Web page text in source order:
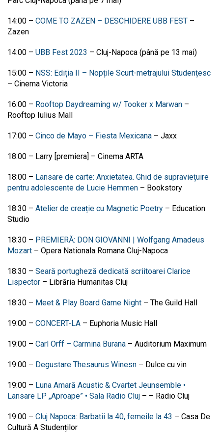
14:00 – COME TO ZAZEN – DESCHIDERE UBB FEST –
Zazen
14:00 – UBB Fest 2023 – Cluj-Napoca (până pe 13 mai)
15:00 – NSS: Ediția II – Nopțile Scurt-metrajului Studențesc
– Cinema Victoria
16:00 – Rooftop Daydreaming w/ Tooker x Marwan –
Rooftop Iulius Mall
17:00 – Cinco de Mayo – Fiesta Mexicana – Jaxx
18:00 – Larry [premiera] – Cinema ARTA
18:00 – Lansare de carte: Anxietatea. Ghid de supraviețuire
pentru adolescente de Lucie Hemmen – Bookstory
18:30 – Atelier de creație cu Magnetic Poetry – Education
Studio
18:30 – PREMIERĂ: DON GIOVANNI | Wolfgang Amadeus
Mozart – Opera Nationala Romana Cluj-Napoca
18:30 – Seară portugheză dedicată scriitoarei Clarice
Lispector – Librăria Humanitas Cluj
18:30 – Meet & Play Board Game Night – The Guild Hall
19:00 – CONCERT-LA – Euphoria Music Hall
19:00 – Carl Orff – Carmina Burana – Auditorium Maximum
19:00 – Degustare Thesaurus Winesn – Dulce cu vin
19:00 – Luna Amară Acustic & Cvartet Jeunsemble •
Lansare LP „Aproape” • Sala Radio Cluj – – Radio Cluj
19:00 – Cluj Napoca: Barbatii la 40, femeile la 43 – Casa De
Cultură A Studenților